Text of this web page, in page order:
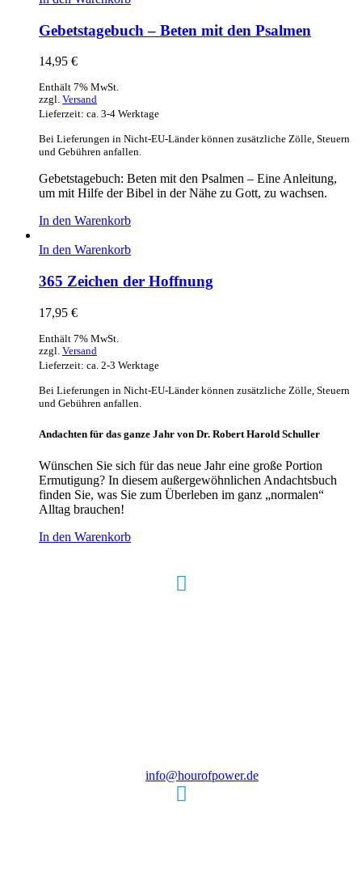
Gebetstagebuch – Beten mit den Psalmen
14,95 €
Enthält 7% MwSt.
zzgl. Versand
Lieferzeit: ca. 3-4 Werktage
Bei Lieferungen in Nicht-EU-Länder können zusätzliche Zölle, Steuern
und Gebühren anfallen.
Gebetstagebuch: Beten mit den Psalmen – Eine Anleitung,
um mit Hilfe der Bibel in der Nähe zu Gott, zu wachsen.
In den Warenkorb
In den Warenkorb
365 Zeichen der Hoffnung
17,95 €
Enthält 7% MwSt.
zzgl. Versand
Lieferzeit: ca. 2-3 Werktage
Bei Lieferungen in Nicht-EU-Länder können zusätzliche Zölle, Steuern
und Gebühren anfallen.
Andachten für das ganze Jahr von Dr. Robert Harold Schuller
Wünschen Sie sich für das neue Jahr eine große Portion
Ermutigung? In diesem außergewöhnlichen Andachtsbuch
finden Sie, was Sie zum Überleben im ganz „normalen“
Alltag brauchen!
In den Warenkorb
info@hourofpower.de